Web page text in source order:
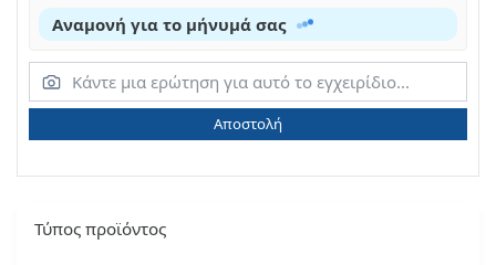
Αναμονή για το μήνυμά σας
Αποστολή
Τύπος προϊόντος